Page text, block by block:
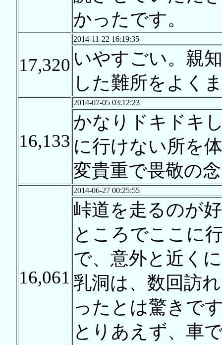
かったです。
17,320
2014-11-22 16:19:35
いやすごい。親
した難所をよく
16,133
2014-07-05 03:12:23
かなりドキドキ
に行けない所を
変貴重で畏敬の
16,061
2014-06-27 00:25:55
峠道を走るのが
ところでここに
で、意外と近く
乳洞は、数回訪
ったとは驚きで
とりあえず、車